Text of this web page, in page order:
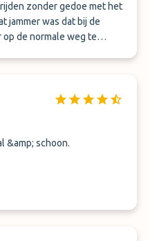
zonder gedoe met het
jammer was dat bij de
de normale weg te
&amp; schoon.